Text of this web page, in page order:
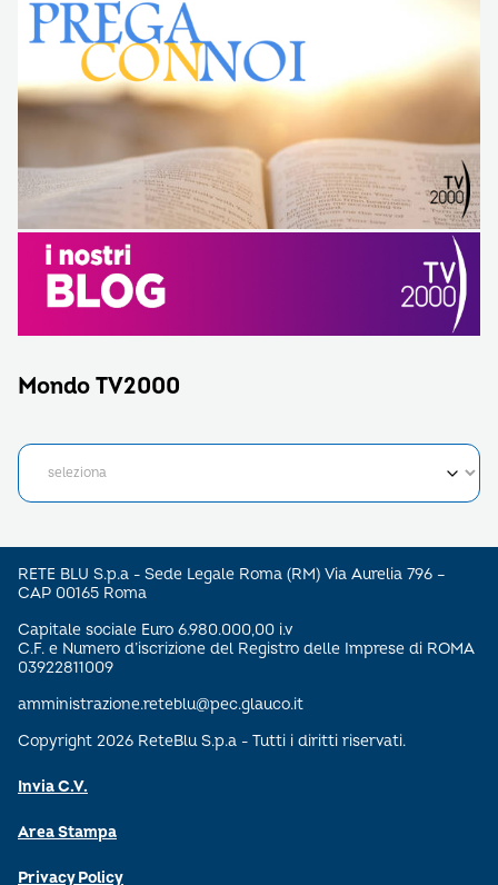
Mondo TV2000
RETE BLU S.p.a - Sede Legale Roma (RM) Via Aurelia 796 –
CAP 00165 Roma
Capitale sociale Euro 6.980.000,00 i.v
C.F. e Numero d’iscrizione del Registro delle Imprese di ROMA
03922811009
amministrazione.reteblu@pec.glauco.it
Copyright 2026 ReteBlu S.p.a - Tutti i diritti riservati.
Invia C.V.
Area Stampa
Privacy Policy